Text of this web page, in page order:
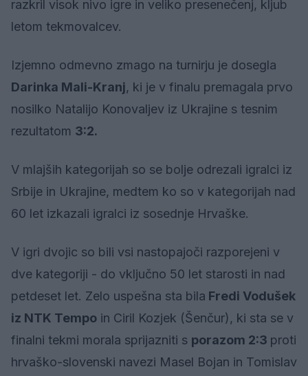
razkril visok nivo igre in veliko presenečenj, kljub
letom tekmovalcev.
Izjemno odmevno zmago na turnirju je dosegla
Darinka Mali-Kranj, ki je v finalu premagala prvo
nosilko Natalijo Konovaljev iz Ukrajine s tesnim
rezultatom 3:2.
V mlajših kategorijah so se bolje odrezali igralci iz
Srbije in Ukrajine, medtem ko so v kategorijah nad
60 let izkazali igralci iz sosednje Hrvaške.
V igri dvojic so bili vsi nastopajoči razporejeni v
dve kategoriji - do vključno 50 let starosti in nad
petdeset let. Zelo uspešna sta bila Fredi Vodušek
iz NTK Tempo in Ciril Kozjek (Šenčur), ki sta se v
finalni tekmi morala sprijazniti s porazom 2:3 proti
hrvaško-slovenski navezi Masel Bojan in Tomislav